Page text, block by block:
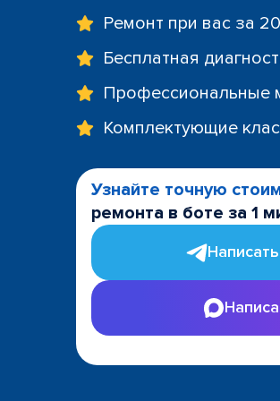
Ремонт при вас за
Бесплатная
Профессиональные
Комплектующие
Узнайте точную
ремонта в боте за 1